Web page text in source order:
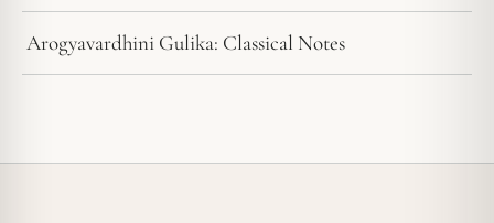
Arogyavardhini Gulika: Classical Notes